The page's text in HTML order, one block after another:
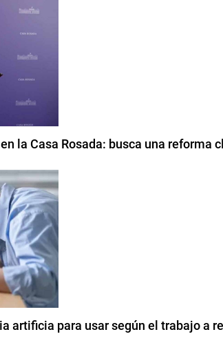
la Casa Rosada: busca una reforma
artificia para usar según el trabajo a